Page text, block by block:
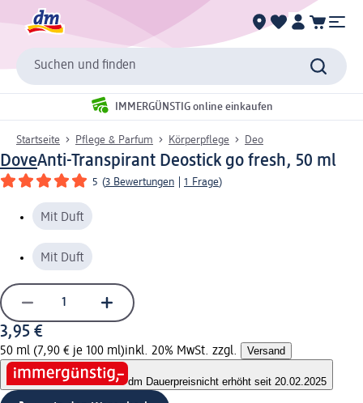
Suchen und finden
IMMERGÜNSTIG online einkaufen
Startseite Pflege & Parfum Körperpflege Deo
DoveAnti-Transpirant Deostick go fresh, 50 ml
5 (3 Bewertungen 1 Frage)
Mit Duft
Mit Duft
3,95 €
50 ml (7,90 € je 100 ml)inkl. 20% MwSt. zzgl. Versand
dm Dauerpreisnicht erhöht seit 20.02.2025